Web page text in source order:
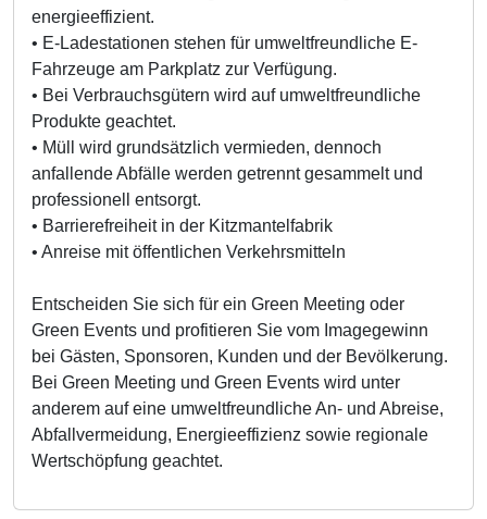
energieeffizient.
• E-Ladestationen stehen für umweltfreundliche E-
Fahrzeuge am Parkplatz zur Verfügung.
• Bei Verbrauchsgütern wird auf umweltfreundliche
Produkte geachtet.
• Müll wird grundsätzlich vermieden, dennoch
anfallende Abfälle werden getrennt gesammelt und
professionell entsorgt.
• Barrierefreiheit in der Kitzmantelfabrik
• Anreise mit öffentlichen Verkehrsmitteln
Entscheiden Sie sich für ein Green Meeting oder
Green Events und profitieren Sie vom Imagegewinn
bei Gästen, Sponsoren, Kunden und der Bevölkerung.
Bei Green Meeting und Green Events wird unter
anderem auf eine umweltfreundliche An- und Abreise,
Abfallvermeidung, Energieeffizienz sowie regionale
Wertschöpfung geachtet.